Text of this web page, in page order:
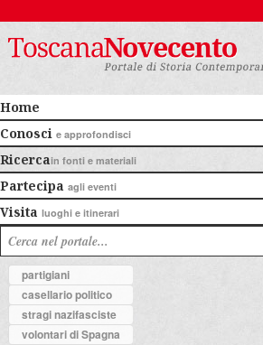
Home
Conosci e approfondisci
Ricercain fonti e materiali
Partecipa agli eventi
Visita luoghi e itinerari
partigiani
casellario politico
stragi nazifasciste
volontari di Spagna